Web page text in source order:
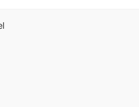
d’informations périodiques de chaque FCP
des rendements futurs. Les actions ne sont
en raison des fluctuations des marchés. Dôm
doit se faire sur la base du
sur la base GECO de l’Autorité des
portefeuille. Les FCP qui privilégient les
dans de moyennes entreprises, lesquels
Les FCP dont le style de gestion